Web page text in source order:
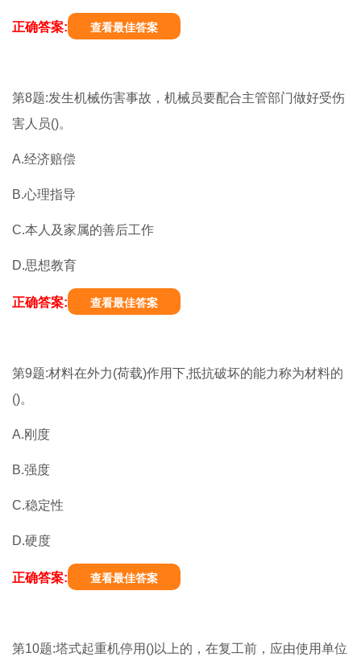
正确答案: 查看最佳答案
第8题:发生机械伤害事故，机械员要配合主管部门做好受伤
害人员()。
A.经济赔偿
B.心理指导
C.本人及家属的善后工作
D.思想教育
正确答案: 查看最佳答案
第9题:材料在外力(荷载)作用下,抵抗破坏的能力称为材料的
()。
A.刚度
B.强度
C.稳定性
D.硬度
正确答案: 查看最佳答案
第10题:塔式起重机停用()以上的，在复工前，应由使用单位